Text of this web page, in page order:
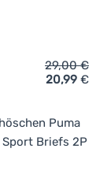
Armour UA Pure
29,00€
20,99 €